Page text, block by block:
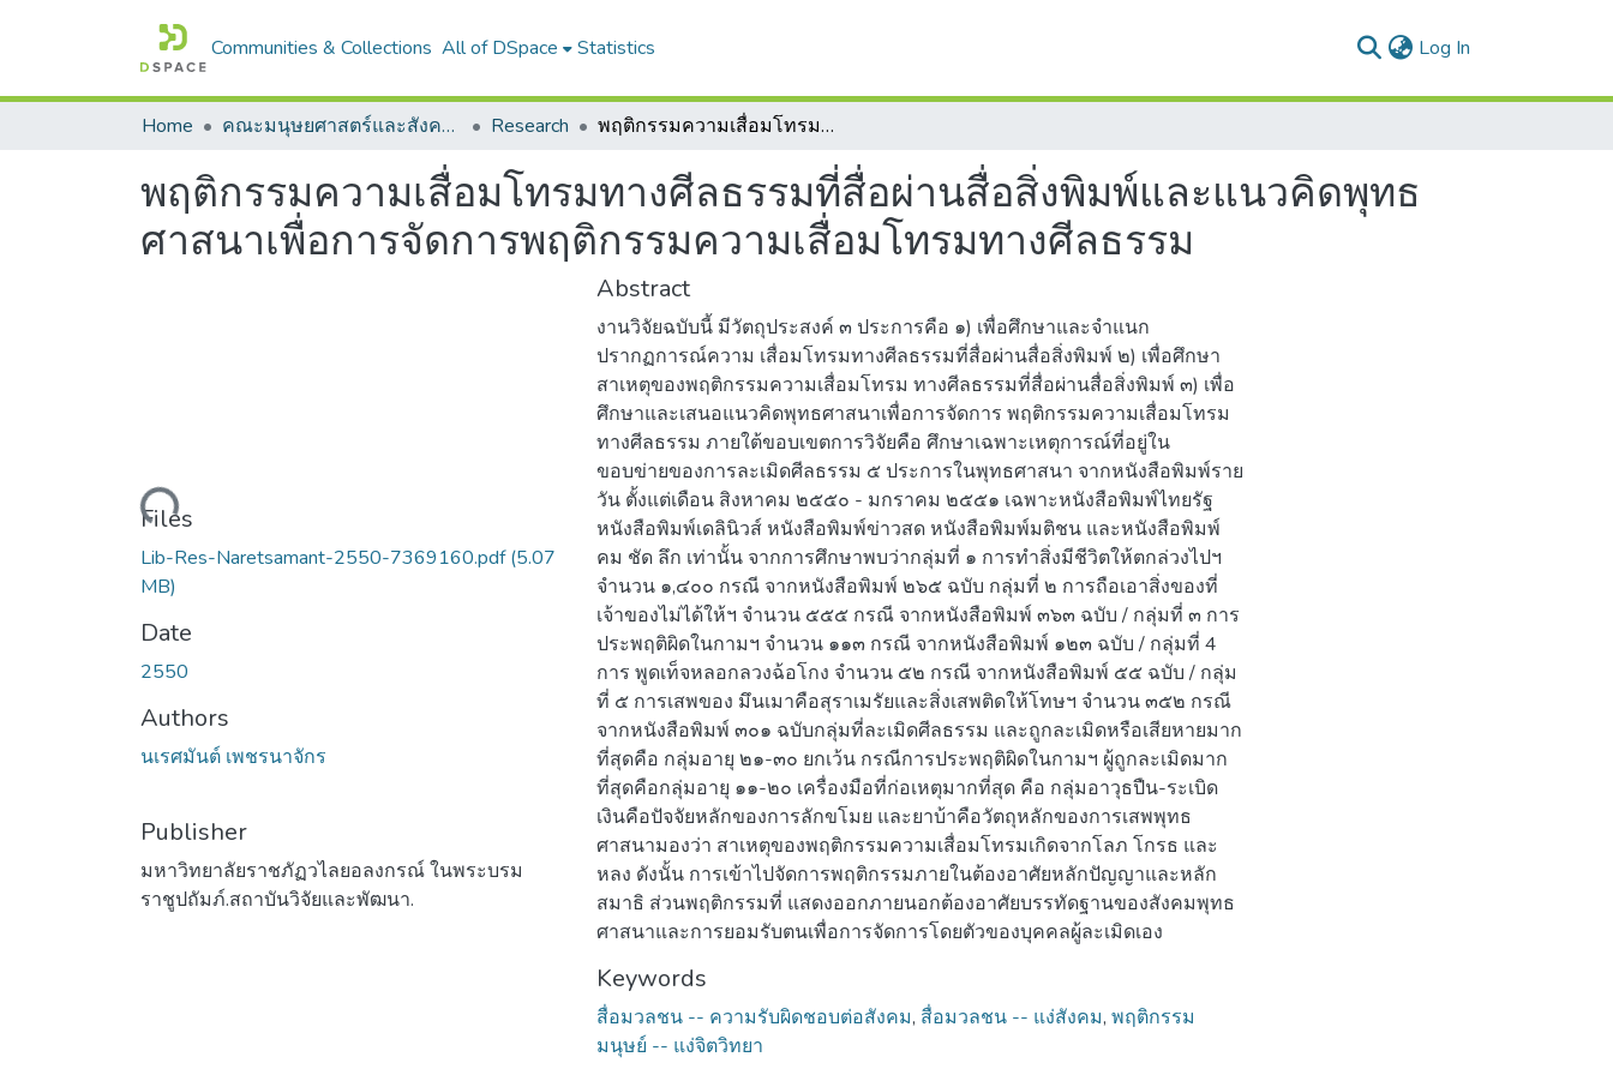
Communities & Collections All of DSpace Statistics Log In
Home คณะมนุษยศาสตร์และสังคมศาสตร์ Research พฤติกรรมความเสื่อมโทรมทางศีลธรรมที่สื่อผ่านสื่อสิ่งพิมพ์และแนวคิดพุทธศาสนาเพื่อการจัดการพฤติกรรมความเสื่อมโทรมทางศีลธรรม
พฤติกรรมความเสื่อมโทรมทางศีลธรรมที่สื่อผ่านสื่อสิ่งพิมพ์และแนวคิดพุทธ
ศาสนาเพื่อการจัดการพฤติกรรมความเสื่อมโทรมทางศีลธรรม
Loading...
Files
Lib-Res-Naretsamant-2550-7369160.pdf(5.07
MB)
Date
2550
Authors
นเรศมันต์ เพชรนาจักร
Publisher
มหาวิทยาลัยราชภัฏวไลยอลงกรณ์ ในพระบรม
ราชูปถัมภ์.สถาบันวิจัยและพัฒนา.
Abstract
งานวิจัยฉบับนี้ มีวัตถุประสงค์ ๓ ประการคือ ๑) เพื่อศึกษาและจําแนก
ปรากฏการณ์ความ เสื่อมโทรมทางศีลธรรมที่สื่อผ่านสื่อสิ่งพิมพ์ ๒) เพื่อศึกษา
สาเหตุของพฤติกรรมความเสื่อมโทรม ทางศีลธรรมที่สื่อผ่านสื่อสิ่งพิมพ์ ๓) เพื่อ
ศึกษาและเสนอแนวคิดพุทธศาสนาเพื่อการจัดการ พฤติกรรมความเสื่อมโทรม
ทางศีลธรรม ภายใต้ขอบเขตการวิจัยคือ ศึกษาเฉพาะเหตุการณ์ที่อยู่ใน
ขอบข่ายของการละเมิดศีลธรรม ๕ ประการในพุทธศาสนา จากหนังสือพิมพ์ราย
วัน ตั้งแต่เดือน สิงหาคม ๒๕๕๐ - มกราคม ๒๕๕๑ เฉพาะหนังสือพิมพ์ไทยรัฐ
หนังสือพิมพ์เดลินิวส์ หนังสือพิมพ์ข่าวสด หนังสือพิมพ์มติชน และหนังสือพิมพ์
คม ชัด ลึก เท่านั้น จากการศึกษาพบว่ากลุ่มที่ ๑ การทําสิ่งมีชีวิตให้ตกล่วงไปฯ
จํานวน ๑,๔๐๐ กรณี จากหนังสือพิมพ์ ๒๖๕ ฉบับ กลุ่มที่ ๒ การถือเอาสิ่งของที่
เจ้าของไม่ได้ให้ฯ จํานวน ๕๕๕ กรณี จากหนังสือพิมพ์ ๓๖๓ ฉบับ / กลุ่มที่ ๓ การ
ประพฤติผิดในกามฯ จํานวน ๑๑๓ กรณี จากหนังสือพิมพ์ ๑๒๓ ฉบับ / กลุ่มที่ 4
การ พูดเท็จหลอกลวงฉ้อโกง จํานวน ๕๒ กรณี จากหนังสือพิมพ์ ๕๕ ฉบับ / กลุ่ม
ที่ ๕ การเสพของ มึนเมาคือสุราเมรัยและสิ่งเสพติดให้โทษฯ จํานวน ๓๕๒ กรณี
จากหนังสือพิมพ์ ๓๐๑ ฉบับกลุ่มที่ละเมิดศีลธรรม และถูกละเมิดหรือเสียหายมาก
ที่สุดคือ กลุ่มอายุ ๒๑-๓๐ ยกเว้น กรณีการประพฤติผิดในกามฯ ผู้ถูกละเมิดมาก
ที่สุดคือกลุ่มอายุ ๑๑-๒๐ เครื่องมือที่ก่อเหตุมากที่สุด คือ กลุ่มอาวุธปืน-ระเบิด
เงินคือปัจจัยหลักของการลักขโมย และยาบ้าคือวัตถุหลักของการเสพพุทธ
ศาสนามองว่า สาเหตุของพฤติกรรมความเสื่อมโทรมเกิดจากโลภ โกรธ และ
หลง ดังนั้น การเข้าไปจัดการพฤติกรรมภายในต้องอาศัยหลักปัญญาและหลัก
สมาธิ ส่วนพฤติกรรมที่ แสดงออกภายนอกต้องอาศัยบรรทัดฐานของสังคมพุทธ
ศาสนาและการยอมรับตนเพื่อการจัดการโดยตัวของบุคคลผู้ละเมิดเอง
Keywords
สื่อมวลชน -- ความรับผิดชอบต่อสังคม, สื่อมวลชน -- แง่สังคม, พฤติกรรม
มนุษย์ -- แง่จิตวิทยา